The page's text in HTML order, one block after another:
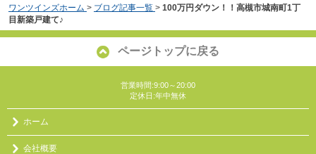
ワンツインズホーム > ブログ記事一覧 > 100万円ダウン！！高槻市城南町1丁
目新築戸建て♪
ページトップに戻る
営業時間:9:00～20:00
定休日:年中無休
ホーム
会社概要